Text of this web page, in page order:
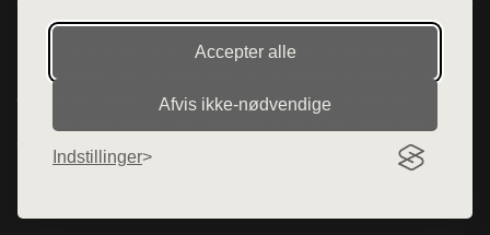
Accepter alle
Afvis ikke‑nødvendige
Indstillinger
Denne side er en del af want.dk, der udgiver en række
hjemmesider med præsentation af forskellige produkter fra
diverse webshops. Der sælges ikke varer fra denne side - vi
henviser til de shops, som sælger varen. Vi har heller ikke
varerne på lager.